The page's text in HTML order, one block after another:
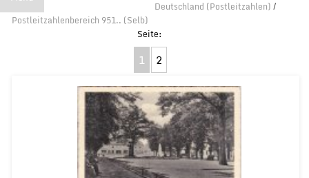
Deutschland (Postleitzahlen) /
Postleitzahlenbereich 951.. (Selb)
1 2